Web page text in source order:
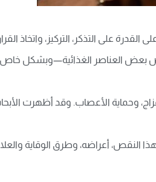
على التذكر، التركيز، واتخاذ
نقص بعض العناصر الغذائية—وبشكل
وحماية الأعصاب. وقد أظهرت
النقص، أعراضه، وطرق الوقاية